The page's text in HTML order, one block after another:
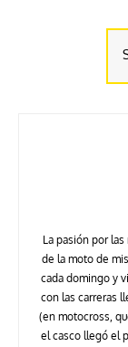
La pasión por
de la moto de
cada domingo y
con las carreras
(en motocross,
el casco llegó el